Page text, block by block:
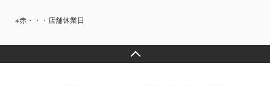
※赤・・・店舗休業日